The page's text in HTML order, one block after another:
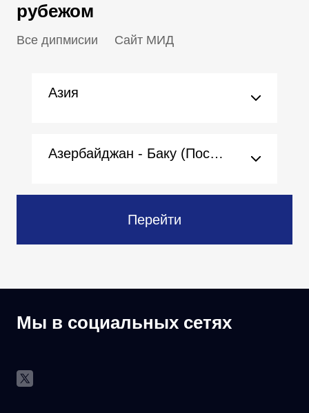
рубежом
Все дипмисии Сайт МИД
Азия
Азербайджан - Баку (Посольство)
Перейти
Мы в социальных сетях